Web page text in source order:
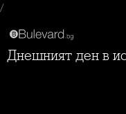
/
Днешният ден в